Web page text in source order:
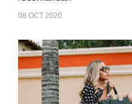
08 OCT 2020